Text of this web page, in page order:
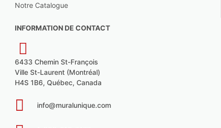
Notre Catalogue
INFORMATION DE CONTACT
6433 Chemin St-François
Ville St-Laurent (Montréal)
H4S 1B6, Québec, Canada
info@muralunique.com